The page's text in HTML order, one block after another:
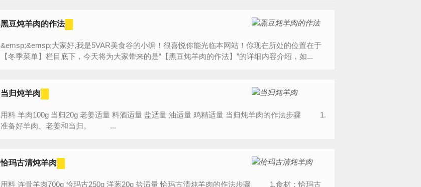
黑豆炖羊肉的作法
&emsp;&emsp;大家好,我是5VAR美食谷的小编！很喜悦你能光临本网站！你现在所处的位置在于
【冬季菜单】栏目底下，今天将为大家带来的是“【黑豆炖羊肉的作法】”的详细内容介绍，如...
当归炖羊肉
用料 羊肉100g 当归20g 老姜适量 料酒适量 盐适量 油适量 鸡精适量 当归炖羊肉的作法步骤 1.
准备好羊肉、老姜和当归。 ...
恰玛古清炖羊肉
用料 连骨羊肉700g 恰玛古250g 洋葱20g 盐适量 恰玛古清炖羊肉的作法步骤 1.食材：恰玛古